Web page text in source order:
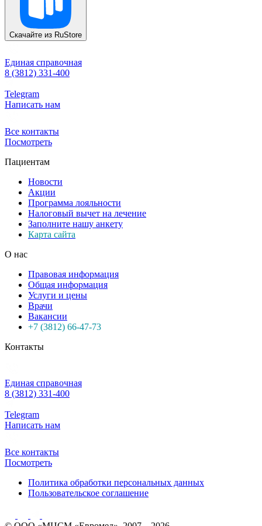
Скачайте из RuStore
Единая справочная
8 (3812) 331-400
Telegram
Написать нам
Все контакты
Посмотреть
Пациентам
Новости
Акции
Программа лояльности
Налоговый вычет на лечение
Заполните нашу анкету
Карта сайта
О нас
Правовая информация
Общая информация
Услуги и цены
Врачи
Вакансии
+7 (3812) 66-47-73
Контакты
Единая справочная
8 (3812) 331-400
Telegram
Написать нам
Все контакты
Посмотреть
Политика обработки персональных данных
Пользовательское соглашение